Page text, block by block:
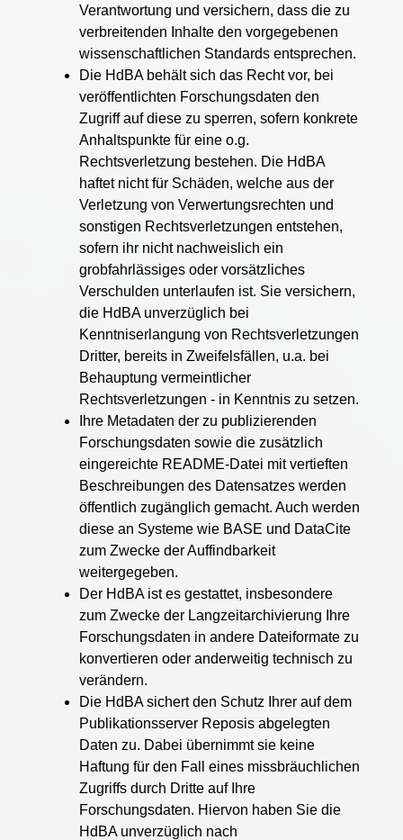
Verantwortung und versichern, dass die zu
verbreitenden Inhalte den vorgegebenen
wissenschaftlichen Standards entsprechen.
Die HdBA behält sich das Recht vor, bei
veröffentlichten Forschungsdaten den
Zugriff auf diese zu sperren, sofern konkrete
Anhaltspunkte für eine o.g.
Rechtsverletzung bestehen. Die HdBA
haftet nicht für Schäden, welche aus der
Verletzung von Verwertungsrechten und
sonstigen Rechtsverletzungen entstehen,
sofern ihr nicht nachweislich ein
grobfahrlässiges oder vorsätzliches
Verschulden unterlaufen ist. Sie versichern,
die HdBA unverzüglich bei
Kenntniserlangung von Rechtsverletzungen
Dritter, bereits in Zweifelsfällen, u.a. bei
Behauptung vermeintlicher
Rechtsverletzungen - in Kenntnis zu setzen.
Ihre Metadaten der zu publizierenden
Forschungsdaten sowie die zusätzlich
eingereichte README-Datei mit vertieften
Beschreibungen des Datensatzes werden
öffentlich zugänglich gemacht. Auch werden
diese an Systeme wie BASE und DataCite
zum Zwecke der Auffindbarkeit
weitergegeben.
Der HdBA ist es gestattet, insbesondere
zum Zwecke der Langzeitarchivierung Ihre
Forschungsdaten in andere Dateiformate zu
konvertieren oder anderweitig technisch zu
verändern.
Die HdBA sichert den Schutz Ihrer auf dem
Publikationsserver Reposis abgelegten
Daten zu. Dabei übernimmt sie keine
Haftung für den Fall eines missbräuchlichen
Zugriffs durch Dritte auf Ihre
Forschungsdaten. Hiervon haben Sie die
HdBA unverzüglich nach